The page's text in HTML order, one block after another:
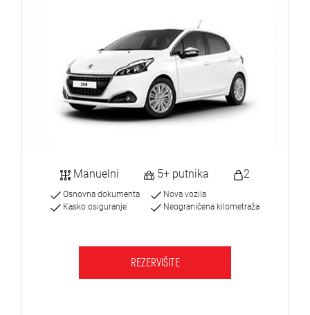
Manuelni 5+ putnika 2
Osnovna dokumenta
Kasko osiguranje
Nova vozila
Neograničena kilometraža
REZERVIŠITE